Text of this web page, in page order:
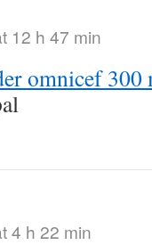
12 h 47 min
omnicef 300
4 h 22 min